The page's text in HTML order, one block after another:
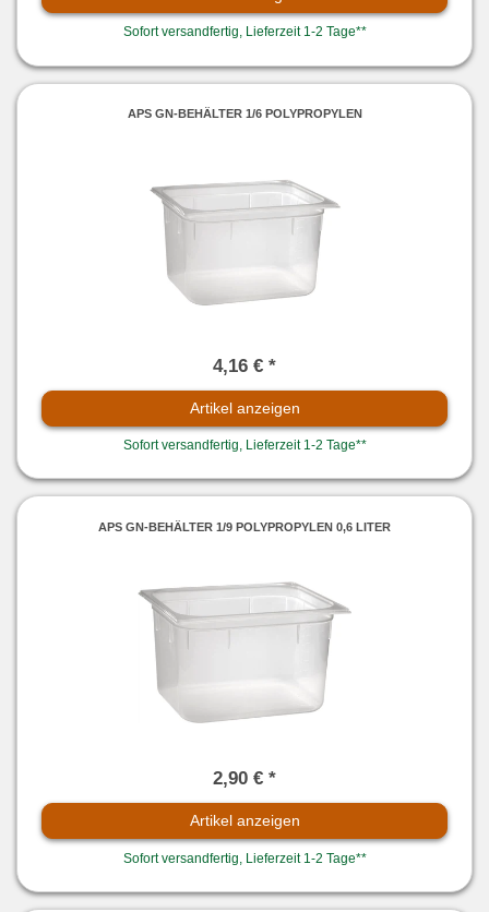
Sofort versandfertig, Lieferzeit 1-2 Tage**
APS GN-BEHÄLTER 1/6 POLYPROPYLEN
4,16 € *
Artikel anzeigen
Sofort versandfertig, Lieferzeit 1-2 Tage**
APS GN-BEHÄLTER 1/9 POLYPROPYLEN 0,6 LITER
2,90 € *
Artikel anzeigen
Sofort versandfertig, Lieferzeit 1-2 Tage**